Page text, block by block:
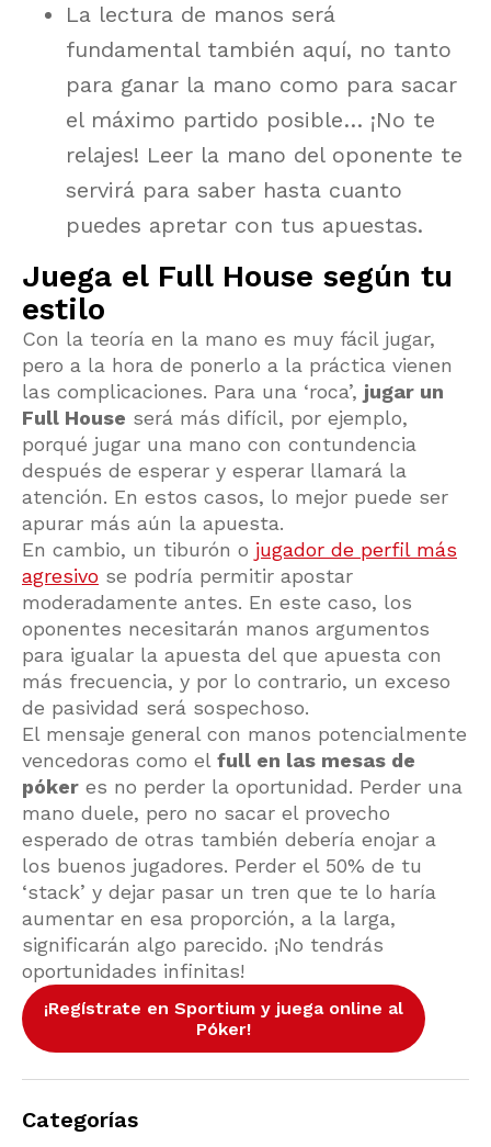
La lectura de manos será
fundamental también aquí, no tanto
para ganar la mano como para sacar
el máximo partido posible… ¡No te
relajes! Leer la mano del oponente te
servirá para saber hasta cuanto
puedes apretar con tus apuestas.
Juega el Full House según tu
estilo
Con la teoría en la mano es muy fácil jugar,
pero a la hora de ponerlo a la práctica vienen
las complicaciones. Para una ‘roca’, jugar un
Full House será más difícil, por ejemplo,
porqué jugar una mano con contundencia
después de esperar y esperar llamará la
atención. En estos casos, lo mejor puede ser
apurar más aún la apuesta.
En cambio, un tiburón o jugador de perfil más
agresivo se podría permitir apostar
moderadamente antes. En este caso, los
oponentes necesitarán manos argumentos
para igualar la apuesta del que apuesta con
más frecuencia, y por lo contrario, un exceso
de pasividad será sospechoso.
El mensaje general con manos potencialmente
vencedoras como el full en las mesas de
póker es no perder la oportunidad. Perder una
mano duele, pero no sacar el provecho
esperado de otras también debería enojar a
los buenos jugadores. Perder el 50% de tu
‘stack’ y dejar pasar un tren que te lo haría
aumentar en esa proporción, a la larga,
significarán algo parecido. ¡No tendrás
oportunidades infinitas!
¡Regístrate en Sportium y juega online al
Póker!
Categorías